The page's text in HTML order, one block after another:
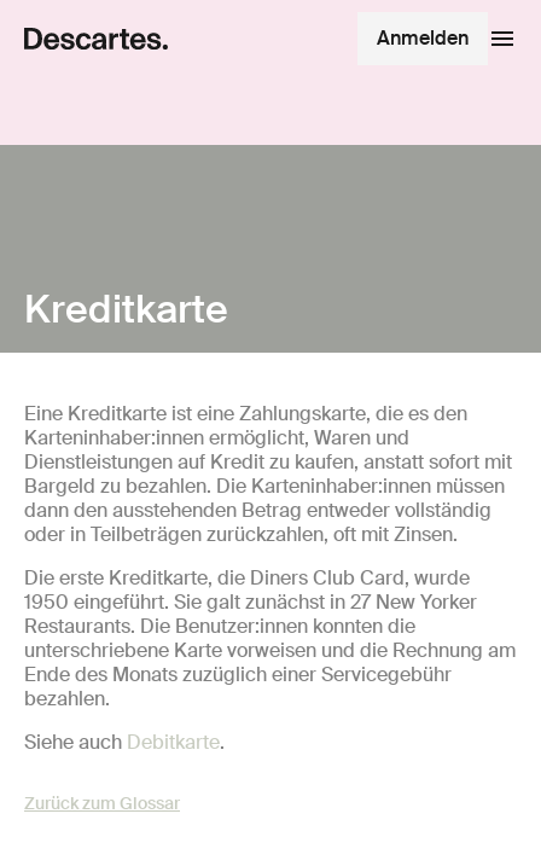
Anmelden
Kreditkarte
Eine Kreditkarte ist eine Zahlungskarte, die es den
Karteninhaber:innen ermöglicht, Waren und
Dienstleistungen auf Kredit zu kaufen, anstatt sofort mit
Bargeld zu bezahlen. Die Karteninhaber:innen müssen
dann den ausstehenden Betrag entweder vollständig
oder in Teilbeträgen zurückzahlen, oft mit Zinsen.
Die erste Kreditkarte, die Diners Club Card, wurde
1950 eingeführt. Sie galt zunächst in 27 New Yorker
Restaurants. Die Benutzer:innen konnten die
unterschriebene Karte vorweisen und die Rechnung am
Ende des Monats zuzüglich einer Servicegebühr
bezahlen.
Siehe auch Debitkarte.
Zurück zum Glossar